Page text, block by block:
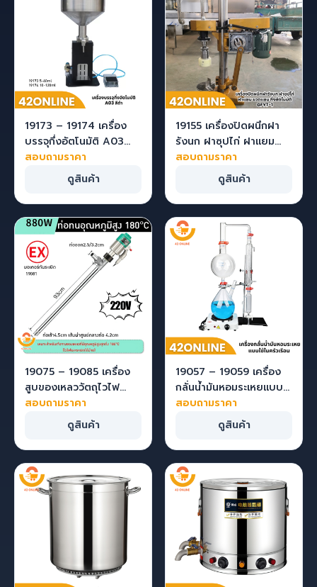
19173 – 19174 เครื่อง
บรรจุกึ่งอัตโนมัติ A03
สีดำ
สอบถามราคา
ดูสินค้า
19155 เครื่องปิดผนึกฝา
รังนก ฝาซุปไก่ ฝาแยม
ขวดแยม กึ่งอัตโนมัติ
สอบถามราคา
ดูสินค้า
19075 – 19085 เครื่อง
สูบของเหลววัตถุไวไฟ
สอบถามราคา
ดูสินค้า
19057 – 19059 เครื่อง
กลั่นน้ำมันหอมระเหยแบบ
ใช้ในครัวเรือน ช
สอบถามราคา
ดูสินค้า